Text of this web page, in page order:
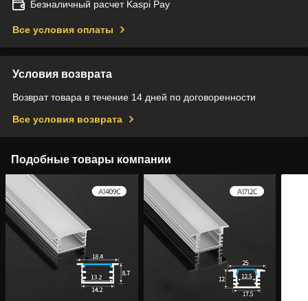
Безналичный расчет Kaspi Pay
Все условия оплаты
Условия возврата
Возврат товара в течение 14 дней по договоренности
Все условия возврата
Подобные товары компании